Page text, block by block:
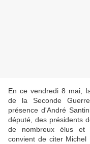
En ce vendredi 8 mai,
de la Seconde
présence d'André
député, des présidents
de nombreux élus et
convient de citer